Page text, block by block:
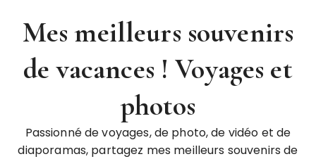
Mes meilleurs souvenirs
de vacances ! Voyages et
photos
Passionné de voyages, de photo, de vidéo et de
diaporamas, partagez mes meilleurs souvenirs de